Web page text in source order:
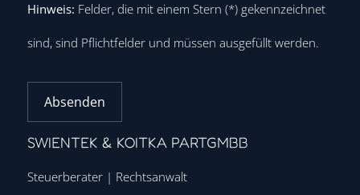
Hinweis: Felder, die mit einem Stern (*) gekennzeichnet
sind, sind Pflichtfelder und müssen ausgefüllt werden.
Absenden
SWIENTEK & KOITKA PARTGMBB
Steuerberater | Rechtsanwalt